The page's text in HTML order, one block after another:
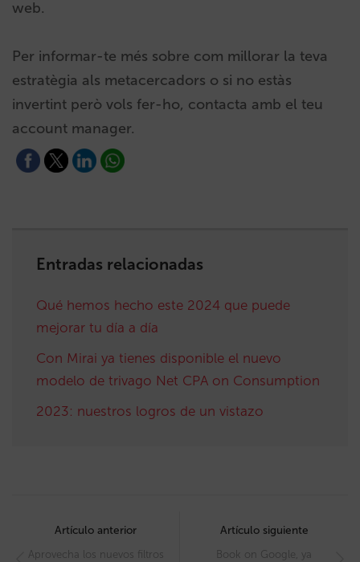
web.
Per informar-te més sobre com millorar la teva
estratègia als metacercadors o si no estàs
invertint però vols fer-ho, contacta amb el teu
account manager.
Entradas relacionadas
Qué hemos hecho este 2024 que puede
mejorar tu día a día
Con Mirai ya tienes disponible el nuevo
modelo de trivago Net CPA on Consumption
2023: nuestros logros de un vistazo
navigation
Artículo anterior
Aprovecha los nuevos filtros
Artículo siguiente
Book on Google, ya